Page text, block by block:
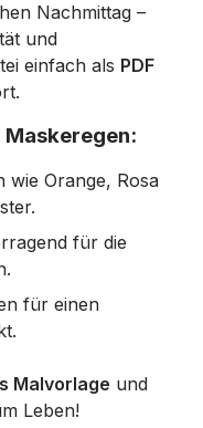
Nachmittag –
und
einfach als PDF
Maskeregen:
wie Orange, Rosa
für die
für einen
Malvorlage und
Leben!